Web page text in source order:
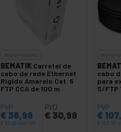
BEMATIK Carretel de
cabo de rede Ethernet
Rígido Amarelo Cat. 6
FTP CCA de 100 m
PVP
€ 36,98
€ 36,98 com IVA
PVD
€30,98
cabo
para
S/FTP
PVP
€
€ 107,60